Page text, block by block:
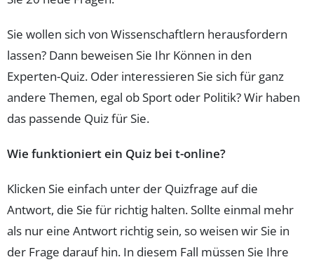
Sie wollen sich von Wissenschaftlern herausfordern
lassen? Dann beweisen Sie Ihr Können in den
Experten-Quiz. Oder interessieren Sie sich für ganz
andere Themen, egal ob Sport oder Politik? Wir haben
das passende Quiz für Sie.
Wie funktioniert ein Quiz bei t-online?
Klicken Sie einfach unter der Quizfrage auf die
Antwort, die Sie für richtig halten. Sollte einmal mehr
als nur eine Antwort richtig sein, so weisen wir Sie in
der Frage darauf hin. In diesem Fall müssen Sie Ihre